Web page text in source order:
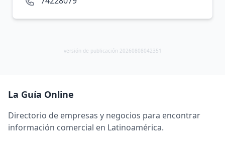
versión de publicación 20260808042351
La Guía Online
Directorio de empresas y negocios para encontrar
información comercial en Latinoamérica.